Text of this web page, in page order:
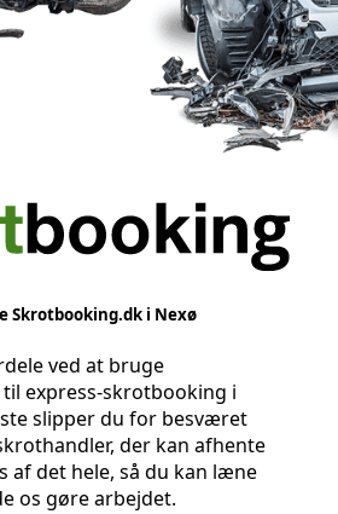
Skrotbooking.dk i Nexø
ved at bruge
express-skrotbooking i
slipper du for besværet
der kan afhente
af det hele, så du kan læne
os gøre arbejdet.